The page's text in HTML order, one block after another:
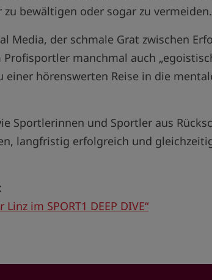
bewältigen oder sogar zu vermeiden.
Media, der schmale Grat zwischen
manchmal auch
einer hörenswerten Reise in die
Sportlerinnen und Sportler aus
langfristig erfolgreich und
im SPORT1 DEEP DIVE“